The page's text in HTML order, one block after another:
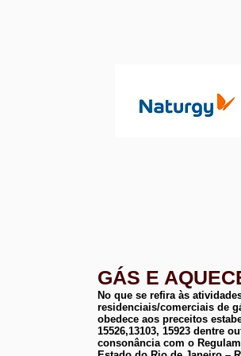
GÁS E
No que se refira às
residenciais/comerciais de
obedece aos preceitos
15526,13103, 15923 dentre
consonância com o